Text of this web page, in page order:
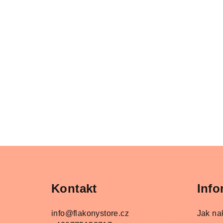
Kontakt
info@flakonystore.cz
Jak